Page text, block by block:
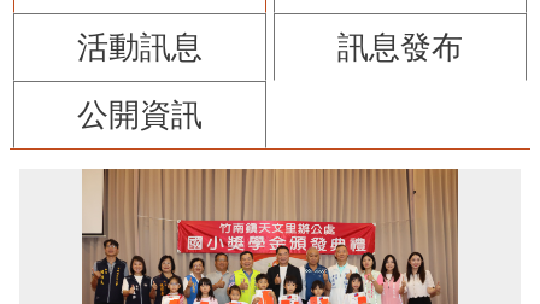
活動訊息
訊息發布
公開資訊